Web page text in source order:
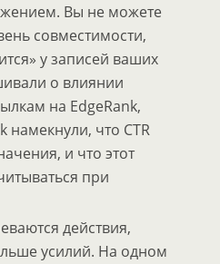
Вы не можете
совместимости,
у записей ваших
о влиянии
на EdgeRank,
намекнули, что CTR
и что этот
при
действия,
усилий. На одном